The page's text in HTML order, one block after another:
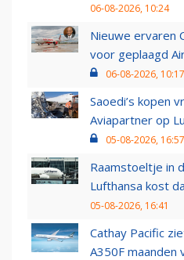
06-08-2026, 10:24
Nieuwe ervaren
voor geplaagd
06-08-2026, 10:17
Saoedi’s kopen
Aviapartner op
05-08-2026, 16:57
Raamstoeltje in
Lufthansa kost
05-08-2026, 16:41
Cathay Pacific
A350F maanden